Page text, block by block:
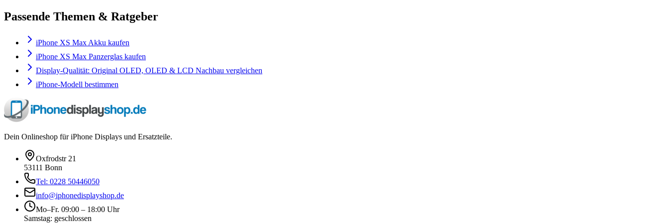
Passende Themen & Ratgeber
iPhone XS Max Akku kaufen
iPhone XS Max Panzerglas kaufen
Display-Qualität: Original OLED, OLED & LCD Nachbau vergleichen
iPhone-Modell bestimmen
Dein Onlineshop für iPhone Displays und Ersatzteile.
Oxfrodstr 21
53111 Bonn
Tel: 0228 50446050
info@iphonedisplayshop.de
Mo–Fr. 09:00 – 18:00 Uhr
Samstag: geschlossen